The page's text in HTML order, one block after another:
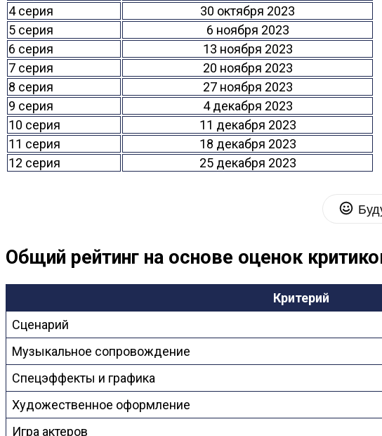
4 серия
30 октября 2023
5 серия
6 ноября 2023
6 серия
13 ноября 2023
7 серия
20 ноября 2023
8 серия
27 ноября 2023
9 серия
4 декабря 2023
10 серия
11 декабря 2023
11 серия
18 декабря 2023
12 серия
25 декабря 2023
Общий рейтинг на основе оценок
Критерий
Сценарий
Музыкальное сопровождение
Спецэффекты и графика
Художественное оформление
Игра актеров